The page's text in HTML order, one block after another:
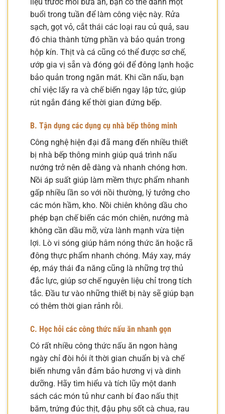
buổi trong tuần để làm công việc này. Rửa
sạch, gọt vỏ, cắt thái các loại rau củ quả, sau
đó chia thành từng phần và bảo quản trong
hộp kín. Thịt và cá cũng có thể được sơ chế,
ướp gia vị sẵn và đóng gói để đông lạnh hoặc
bảo quản trong ngăn mát. Khi cần nấu, bạn
chỉ việc lấy ra và chế biến ngay lập tức, giúp
rút ngắn đáng kể thời gian đứng bếp.
B. Tận dụng các dụng cụ nhà bếp thông minh
Công nghệ hiện đại đã mang đến nhiều thiết
bị nhà bếp thông minh giúp quá trình nấu
nướng trở nên dễ dàng và nhanh chóng hơn.
Nồi áp suất giúp làm mềm thực phẩm nhanh
gấp nhiều lần so với nồi thường, lý tưởng cho
các món hầm, kho. Nồi chiên không dầu cho
phép bạn chế biến các món chiên, nướng mà
không cần dầu mỡ, vừa lành mạnh vừa tiện
lợi. Lò vi sóng giúp hâm nóng thức ăn hoặc rã
đông thực phẩm nhanh chóng. Máy xay, máy
ép, máy thái đa năng cũng là những trợ thủ
đắc lực, giúp sơ chế nguyên liệu chỉ trong tích
tắc. Đầu tư vào những thiết bị này sẽ giúp bạn
có thêm thời gian rảnh rỗi.
C. Học hỏi các công thức nấu ăn nhanh gọn
Có rất nhiều công thức nấu ăn ngon hàng
ngày chỉ đòi hỏi ít thời gian chuẩn bị và chế
biến nhưng vẫn đảm bảo hương vị và dinh
dưỡng. Hãy tìm hiểu và tích lũy một danh
sách các món tủ như canh bí đao nấu thịt
băm, trứng đúc thịt, đậu phụ sốt cà chua, rau